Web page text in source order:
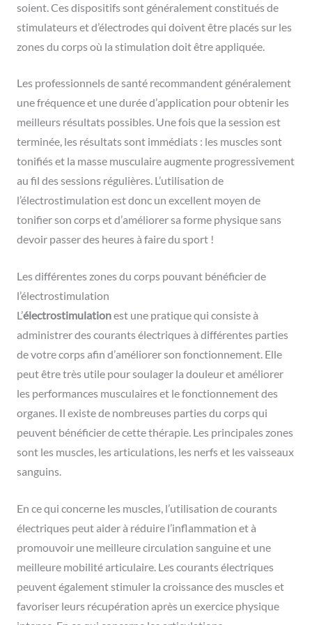
soient. Ces dispositifs sont généralement constitués de
stimulateurs et d’électrodes qui doivent être placés sur les
zones du corps où la stimulation doit être appliquée.
Les professionnels de santé recommandent généralement
une fréquence et une durée d’application pour obtenir les
meilleurs résultats possibles. Une fois que la session est
terminée, les résultats sont immédiats : les muscles sont
tonifiés et la masse musculaire augmente progressivement
au fil des sessions régulières. L’utilisation de
l’électrostimulation est donc un excellent moyen de
tonifier son corps et d’améliorer sa forme physique sans
devoir passer des heures à faire du sport !
Les différentes zones du corps pouvant bénéficier de
l’électrostimulation
L’électrostimulationest une pratique qui consiste à
administrer des courants électriques à différentes parties
de votre corps afin d’améliorer son fonctionnement. Elle
peut être très utile pour soulager la douleur et améliorer
les performances musculaires et le fonctionnement des
organes. Il existe de nombreuses parties du corps qui
peuvent bénéficier de cette thérapie. Les principales zones
sont les muscles, les articulations, les nerfs et les vaisseaux
sanguins.
En ce qui concerne les muscles, l’utilisation de courants
électriques peut aider à réduire l’inflammation et à
promouvoir une meilleure circulation sanguine et une
meilleure mobilité articulaire. Les courants électriques
peuvent également stimuler la croissance des muscles et
favoriser leurs récupération après un exercice physique